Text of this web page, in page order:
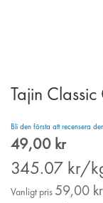
Skip
of
the
images
gallery
Tajin
Bli den första att recensera
Special
49,00 kr
345.07 kr/
Vanligt pris 59,00 kr